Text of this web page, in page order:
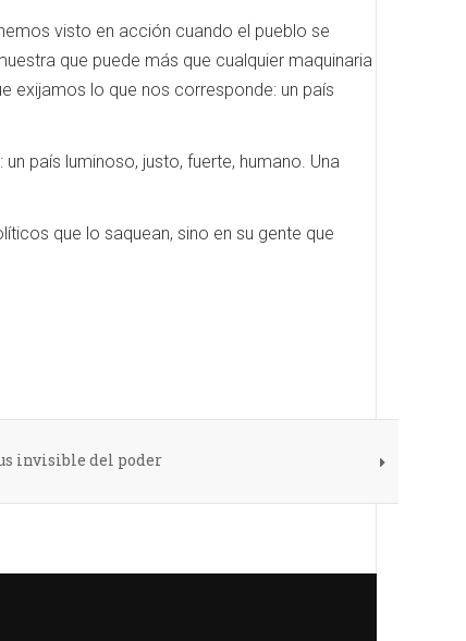
visto en acción cuando el pueblo se
que puede más que cualquier maquinaria
exijamos lo que nos corresponde: un país
país luminoso, justo, fuerte, humano. Una
que lo saquean, sino en su gente que
invisible del poder